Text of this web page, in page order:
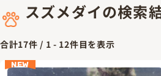
スズメダイの検索
合計17件 / 1 - 12件目を表示
NEW